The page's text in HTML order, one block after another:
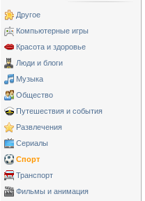
Другое
Компьютерные игры
Красота и здоровье
Люди и блоги
Музыка
Общество
Путешествия и события
Развлечения
Сериалы
Спорт
Транспорт
Фильмы и анимация